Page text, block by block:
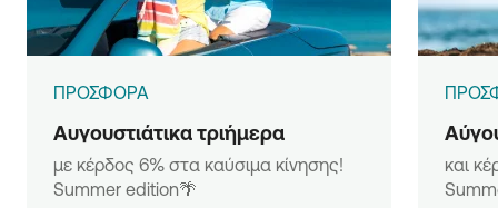
ΠΡΟΣΦΟΡΑ
Αυγουστιάτικα τριήμερα
με κέρδος 6% στα καύσιμα κίνησης!
Summer edition🌴
και